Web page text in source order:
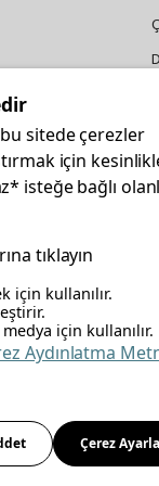
Kart
pinterestyoutube
Politikası Kalite
Çerez Politikası
sitede çerezler
için
isteğe bağlı
tıklayın
için kullanılır.
için kullanılır.
Aydınlatma
Çerez